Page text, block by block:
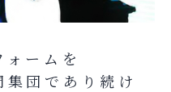
ームを
集団であり続け